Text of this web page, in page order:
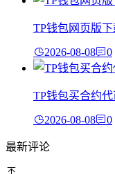
TP钱包网页版
2026-08-08 0
TP钱包买合约
2026-08-08 0
最新评论